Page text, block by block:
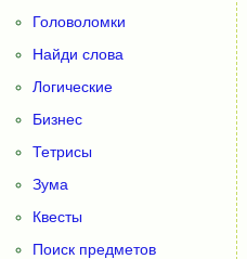
Головоломки
Найди слова
Логические
Бизнес
Тетрисы
Зума
Квесты
Поиск предметов